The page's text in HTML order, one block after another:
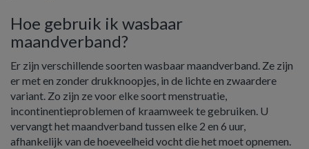
Hoe gebruik ik wasbaar
maandverband?
Er zijn verschillende soorten wasbaar maandverband. Ze zijn
er met en zonder drukknoopjes, in de lichte en zwaardere
variant. Zo zijn ze voor elke soort menstruatie,
incontinentieproblemen of kraamweek te gebruiken. U
vervangt het maandverband tussen elke 2 en 6 uur,
afhankelijk van de hoeveelheid vocht die het moet opnemen.